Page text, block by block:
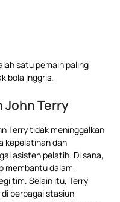
satu pemain paling
bola Inggris.
John Terry
Terry tidak meninggalkan
kepelatihan dan
asisten pelatih. Di sana,
membantu dalam
tim. Selain itu, Terry
berbagai stasiun